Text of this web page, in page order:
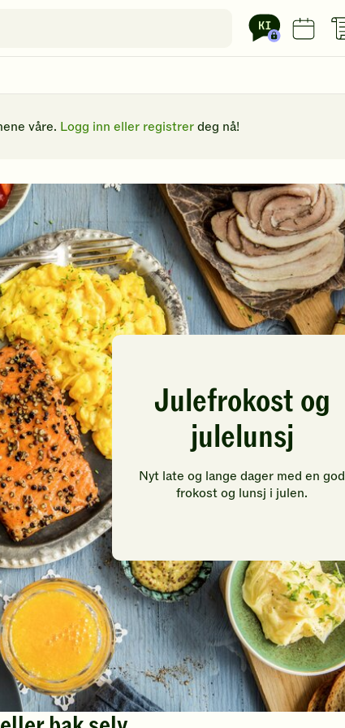
våre. Logg inn eller registrer deg nå!
Julefrokost og
julelunsj
Nyt late og lange dager med en god
frokost og lunsj i julen.